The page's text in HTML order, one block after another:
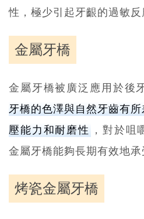
性，極少引起牙齦的過敏反
金屬牙橋
金屬牙橋被廣泛應用於後
牙橋的色澤與自然牙齒有
壓能力和耐磨性
，對於咀
金屬牙橋能夠長期有效地承
烤瓷金屬牙橋